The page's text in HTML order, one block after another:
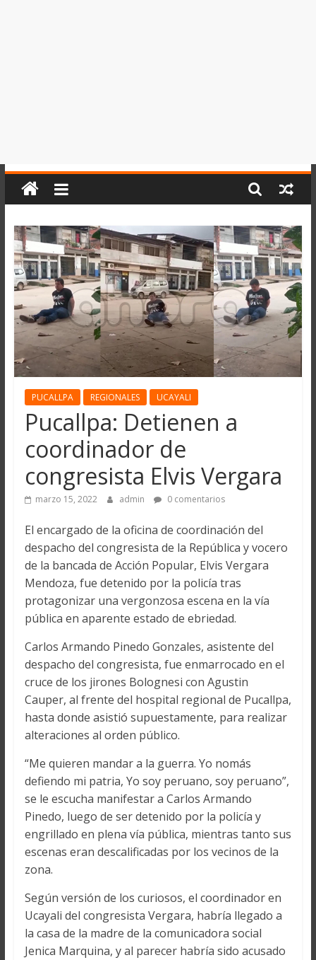
PUCALLPA REGIONALES UCAYALI
Pucallpa: Detienen a
coordinador de
congresista Elvis Vergara
marzo 15, 2022 admin 0 comentarios
El encargado de la oficina de coordinación del
despacho del congresista de la República y vocero
de la bancada de Acción Popular, Elvis Vergara
Mendoza, fue detenido por la policía tras
protagonizar una vergonzosa escena en la vía
pública en aparente estado de ebriedad.
Carlos Armando Pinedo Gonzales, asistente del
despacho del congresista, fue enmarrocado en el
cruce de los jirones Bolognesi con Agustin
Cauper, al frente del hospital regional de Pucallpa,
hasta donde asistió supuestamente, para realizar
alteraciones al orden público.
“Me quieren mandar a la guerra. Yo nomás
defiendo mi patria, Yo soy peruano, soy peruano”,
se le escucha manifestar a Carlos Armando
Pinedo, luego de ser detenido por la policía y
engrillado en plena vía pública, mientras tanto sus
escenas eran descalificadas por los vecinos de la
zona.
Según versión de los curiosos, el coordinador en
Ucayali del congresista Vergara, habría llegado a
la casa de la madre de la comunicadora social
Jenica Marquina, y al parecer habría sido acusado